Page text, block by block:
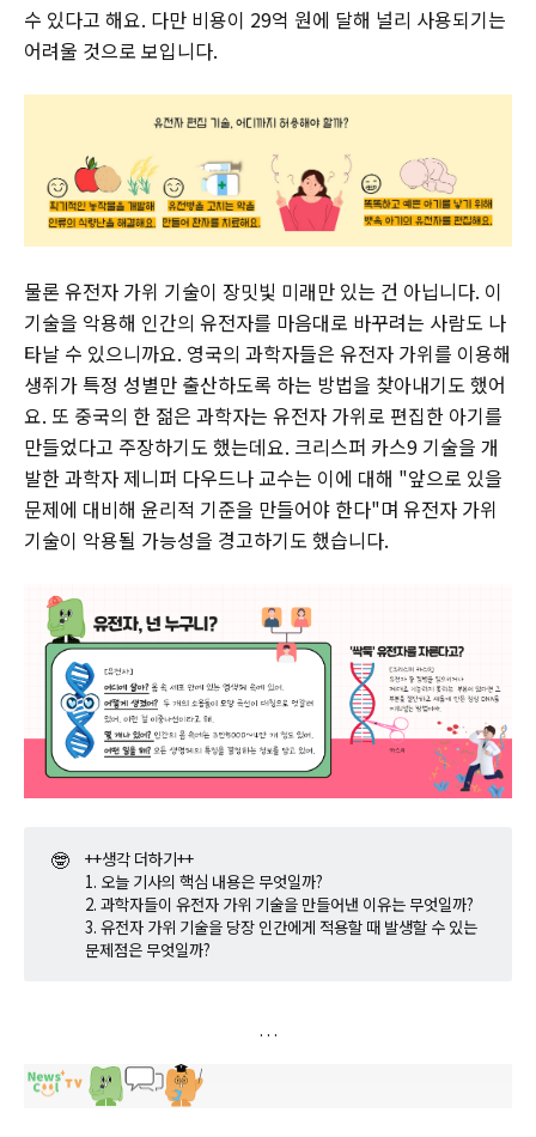
수 있다고 해요. 다만 비용이 29억 원에 달해 널리 사용되기는
어려울 것으로 보입니다.
물론 유전자 가위 기술이 장밋빛 미래만 있는 건 아닙니다. 이
기술을 악용해 인간의 유전자를 마음대로 바꾸려는 사람도 나
타날 수 있으니까요. 영국의 과학자들은 유전자 가위를 이용해
생쥐가 특정 성별만 출산하도록 하는 방법을 찾아내기도 했어
요. 또 중국의 한 젊은 과학자는 유전자 가위로 편집한 아기를
만들었다고 주장하기도 했는데요. 크리스퍼 카스9 기술을 개
발한 과학자 제니퍼 다우드나 교수는 이에 대해 "앞으로 있을
문제에 대비해 윤리적 기준을 만들어야 한다"며 유전자 가위
기술이 악용될 가능성을 경고하기도 했습니다.
🤓
++생각 더하기++
1. 오늘 기사의 핵심 내용은 무엇일까?
2. 과학자들이 유전자 가위 기술을 만들어낸 이유는 무엇일까?
3. 유전자 가위 기술을 당장 인간에게 적용할 때 발생할 수 있는
문제점은 무엇일까?